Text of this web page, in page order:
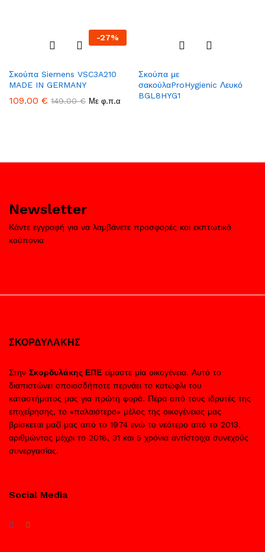
-27%
to
Wish
list
Σκούπα Siemens VSC3A210
MADE IN GERMANY
109.00 € 149.00€ Με φ.π.α
Wish
Σκούπα με
σακούλαProHygienic Λευκό
BGL8HYG1
Newsletter
Κάντε εγγραφή για να λαμβάνετε προσφορές και εκπτωτικά
κούπονια
ΣΚΟΡΔΥΛΑΚΗΣ
Στην Σκορδυλάκης ΕΠΕ είμαστε μία οικογένεια. Αυτό το
διαπιστώνει οποιοσδήποτε περνάει το κατώφλι του
καταστήματος μας για πρώτη φορά. Πέρα από τους ιδρυτές της
επιχείρησης, το «παλαιότερο» μέλος της οικογένειας μας
βρίσκεται μαζί μας από το 1974 ενώ το νεότερο από το 2013,
αριθμώντας μέχρι το 2018, 31 και 5 χρόνια αντίστοιχα συνεχούς
συνεργασίας.
Social Media